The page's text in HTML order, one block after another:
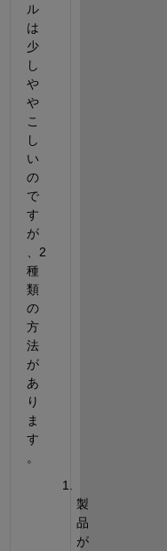
ル
は
少
し
や
や
こ
し
い
の
で
す
が
、2
種
類
の
方
法
が
あ
り
ま
す
。
製
品
が